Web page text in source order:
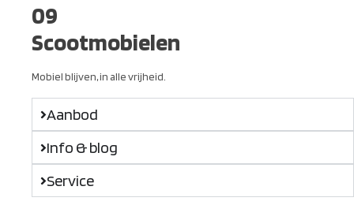
09
Scootmobielen
Mobiel blijven, in alle vrijheid.
Aanbod
Info & blog
Service